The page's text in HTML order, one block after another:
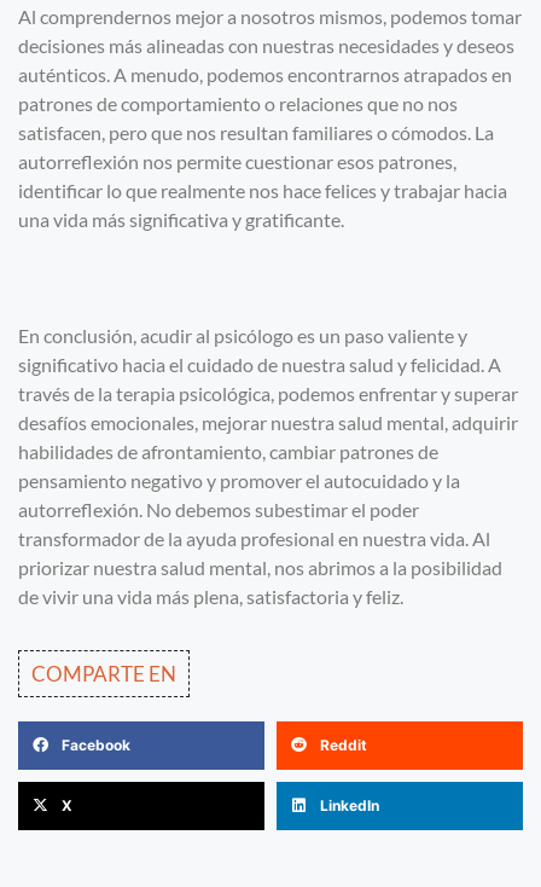
Al comprendernos mejor a nosotros mismos, podemos tomar
decisiones más alineadas con nuestras necesidades y deseos
auténticos. A menudo, podemos encontrarnos atrapados en
patrones de comportamiento o relaciones que no nos
satisfacen, pero que nos resultan familiares o cómodos. La
autorreflexión nos permite cuestionar esos patrones,
identificar lo que realmente nos hace felices y trabajar hacia
una vida más significativa y gratificante.
En conclusión, acudir al psicólogo es un paso valiente y
significativo hacia el cuidado de nuestra salud y felicidad. A
través de la terapia psicológica, podemos enfrentar y superar
desafíos emocionales, mejorar nuestra salud mental, adquirir
habilidades de afrontamiento, cambiar patrones de
pensamiento negativo y promover el autocuidado y la
autorreflexión. No debemos subestimar el poder
transformador de la ayuda profesional en nuestra vida. Al
priorizar nuestra salud mental, nos abrimos a la posibilidad
de vivir una vida más plena, satisfactoria y feliz.
COMPARTE EN
Facebook Reddit
X LinkedIn